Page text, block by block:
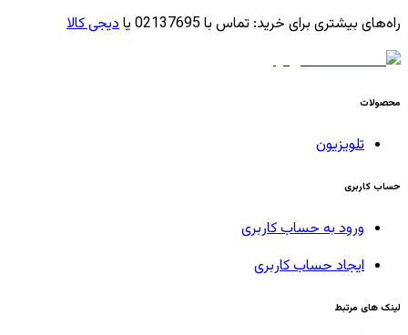
راه‌های بیشتری برای خرید: تماس با 02137695 یا دیجی کالا
محصولات
تلویزیون
حساب کاربری
ورود به حساب کاربری
ایجاد حساب کاربری
لینک های مرتبط